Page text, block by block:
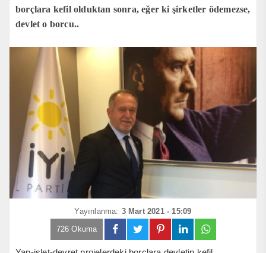
borçlara kefil olduktan sonra, eğer ki şirketler ödemezse,
devlet o borcu..
Yayınlanma: 3 Mart 2021 - 15:09
726 Okuma